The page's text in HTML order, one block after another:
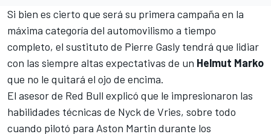
Si bien es cierto que será su primera campaña en la
máxima categoría del automovilismo a tiempo
completo, el sustituto de Pierre Gasly tendrá que lidiar
con las siempre altas expectativas de un Helmut Marko
que no le quitará el ojo de encima.
El asesor de Red Bull explicó que le impresionaron las
habilidades técnicas de Nyck de Vries, sobre todo
cuando pilotó para Aston Martin durante los